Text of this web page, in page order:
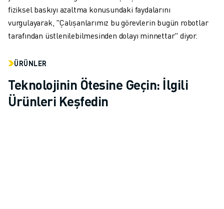
fiziksel baskıyı azaltma konusundaki faydalarını
vurgulayarak, "Çalışanlarımız bu görevlerin bugün robotlar
tarafından üstlenilebilmesinden dolayı minnettar" diyor.
ÜRÜNLER
Teknolojinin Ötesine Geçin: İlgili
Ürünleri Keşfedin